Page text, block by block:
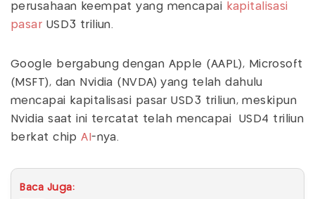
perusahaan keempat yang mencapai kapitalisasi
pasar USD3 triliun.
Google bergabung dengan Apple (AAPL), Microsoft
(MSFT), dan Nvidia (NVDA) yang telah dahulu
mencapai kapitalisasi pasar USD3 triliun, meskipun
Nvidia saat ini tercatat telah mencapai USD4 triliun
berkat chipAI-nya.
Baca Juga: